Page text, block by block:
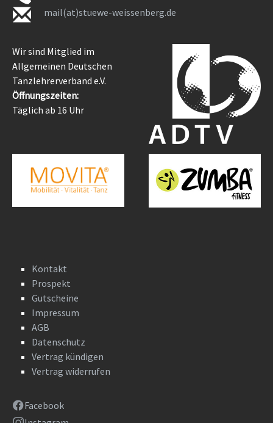
mail(at)stuewe-weissenberg.de
Wir sind Mitglied im
Allgemeinen Deutschen
Tanzlehrerverband e.V.
Öffnungszeiten:
Täglich ab 16 Uhr
Kontakt
Prospekt
Gutscheine
Impressum
AGB
Datenschutz
Vertrag kündigen
Vertrag widerrufen
Facebook